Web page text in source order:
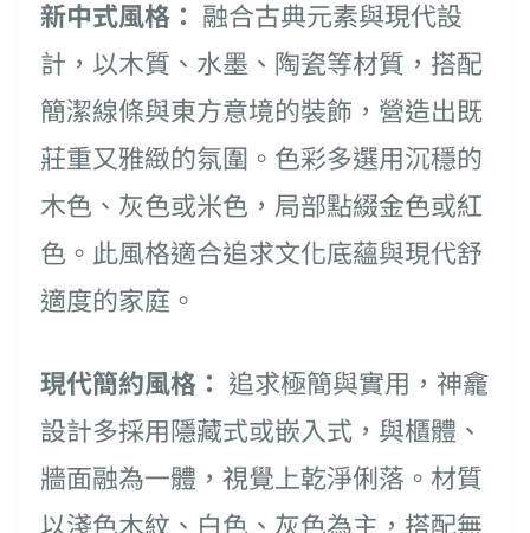
新中式風格： 融合古典元素與現代設
計，以木質、水墨、陶瓷等材質，搭配
簡潔線條與東方意境的裝飾，營造出既
莊重又雅緻的氛圍。色彩多選用沉穩的
木色、灰色或米色，局部點綴金色或紅
色。此風格適合追求文化底蘊與現代舒
適度的家庭。
現代簡約風格： 追求極簡與實用，神龕
設計多採用隱藏式或嵌入式，與櫃體、
牆面融為一體，視覺上乾淨俐落。材質
以淺色木紋、白色、灰色為主，搭配無